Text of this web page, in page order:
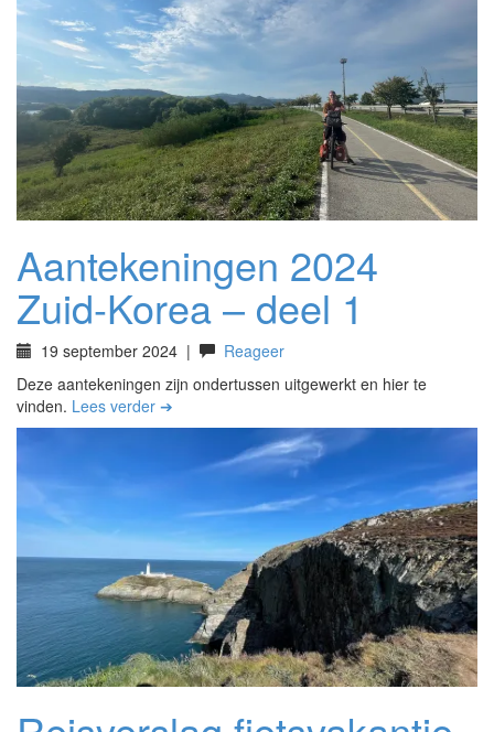
Aantekeningen 2024
Zuid-Korea – deel 1
19 september 2024 |
Reageer
Deze aantekeningen zijn ondertussen uitgewerkt en hier te
vinden. Lees verder ➔